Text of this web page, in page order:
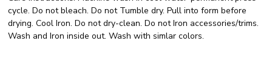
cycle. Do not bleach. Do not Tumble dry. Pull into form before
drying. Cool Iron. Do not dry-clean. Do not Iron accessories/trims.
Wash and Iron inside out. Wash with simlar colors.